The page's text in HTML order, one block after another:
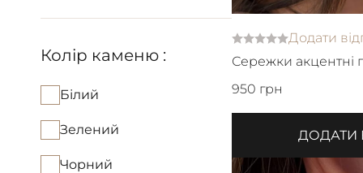
Колір каменю :
Білий
Зелений
Чорний
Додати
Сережки акцентні
950 грн
ДОДАТИ